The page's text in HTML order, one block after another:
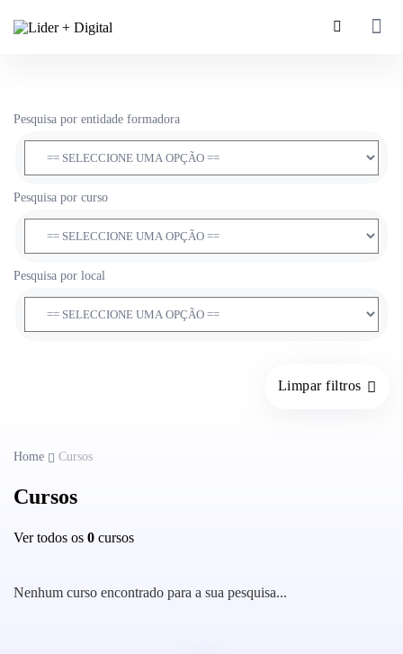
Pesquisa por entidade formadora
Pesquisa por curso
Pesquisa por local
Limpar filtros
Home Cursos
Cursos
Ver todos os 0 cursos
Nenhum curso encontrado para a sua pesquisa...